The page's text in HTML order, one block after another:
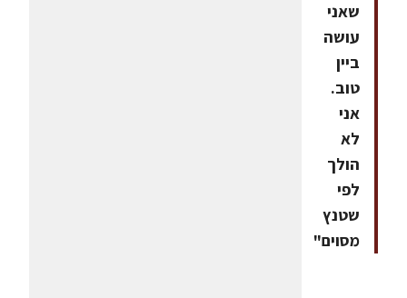
שאני
עושה
ביין
טוב.
אני
לא
הולך
לפי
שטנץ
מסוים"